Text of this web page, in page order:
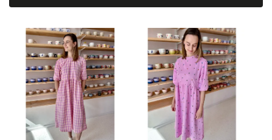
Nejdražší
Abecedně